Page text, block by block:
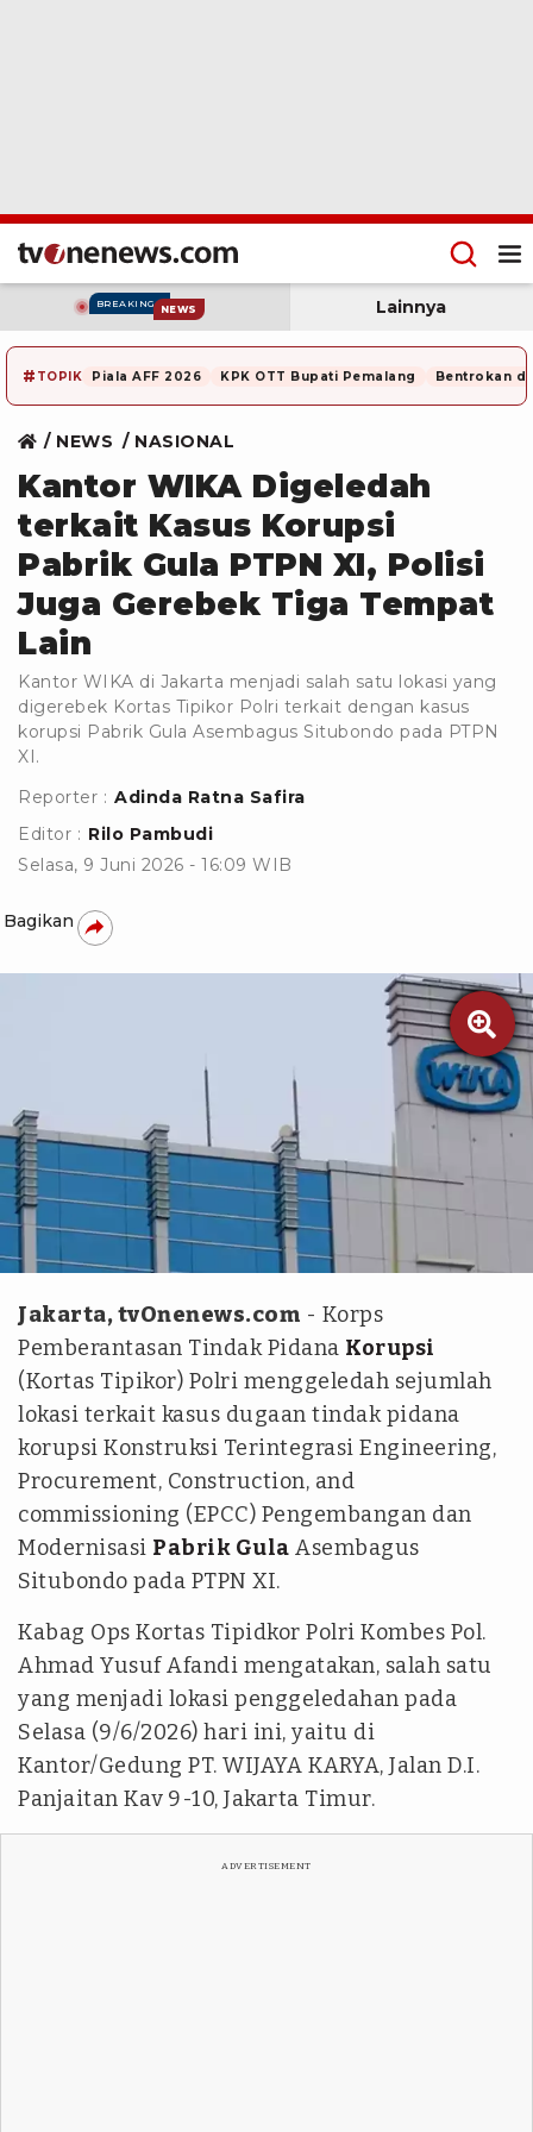
BREAKING NEWS Lainnya
# TOPIK Piala AFF 2026 KPK OTT Bupati Pemalang Bentrokan di
NEWS NASIONAL
Kantor WIKA Digeledah
terkait Kasus Korupsi
Pabrik Gula PTPN XI, Polisi
Juga Gerebek Tiga Tempat
Lain
Kantor WIKA di Jakarta menjadi salah satu lokasi yang
digerebek Kortas Tipikor Polri terkait dengan kasus
korupsi Pabrik Gula Asembagus Situbondo pada PTPN
XI.
Reporter : Adinda Ratna Safira
Editor : Rilo Pambudi
Selasa, 9 Juni 2026 - 16:09 WIB
Bagikan

Jakarta, tvOnenews.com - Korps
Pemberantasan Tindak Pidana Korupsi
(Kortas Tipikor) Polri menggeledah sejumlah
lokasi terkait kasus dugaan tindak pidana
korupsi Konstruksi Terintegrasi Engineering,
Procurement, Construction, and
commissioning (EPCC) Pengembangan dan
Modernisasi Pabrik Gula Asembagus
Situbondo pada PTPN XI.
Kabag Ops Kortas Tipidkor Polri Kombes Pol.
Ahmad Yusuf Afandi mengatakan, salah satu
yang menjadi lokasi penggeledahan pada
Selasa (9/6/2026) hari ini, yaitu di
Kantor/Gedung PT. WIJAYA KARYA, Jalan D.I.
Panjaitan Kav 9-10, Jakarta Timur.
ADVERTISEMENT